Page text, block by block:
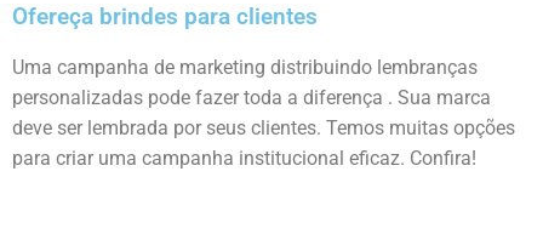
Ofereça brindes para clientes
Uma campanha de marketing distribuindo lembranças
personalizadas pode fazer toda a diferença . Sua marca
deve ser lembrada por seus clientes. Temos muitas opções
para criar uma campanha institucional eficaz. Confira!